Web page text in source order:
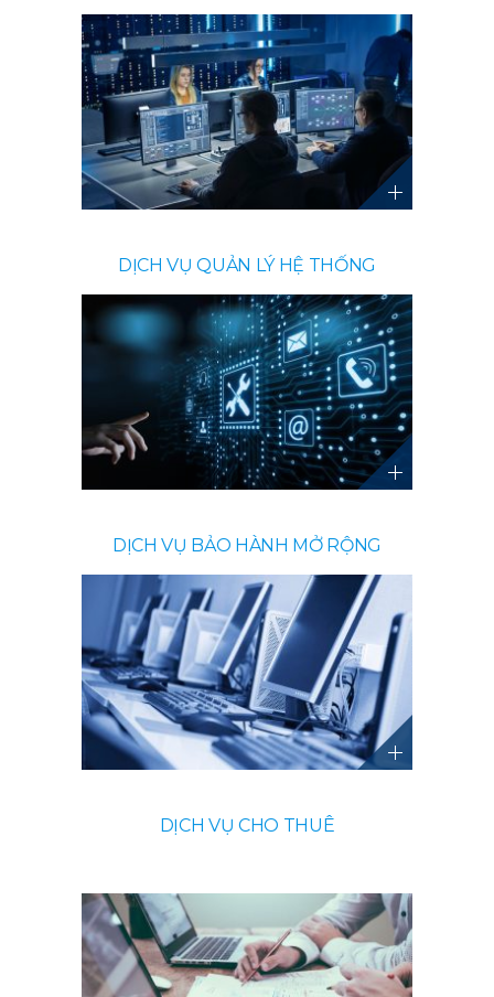
DỊCH VỤ QUẢN LÝ HỆ THỐNG
DỊCH VỤ BẢO HÀNH MỞ RỘNG
DỊCH VỤ CHO THUÊ